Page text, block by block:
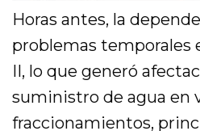
Horas antes, la
problemas temporales
II, lo que generó
suministro de agua en
fraccionamientos,